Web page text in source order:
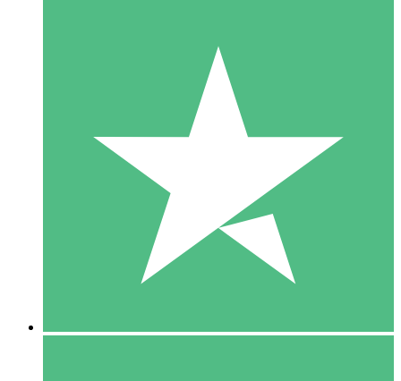
Packs de Crédits Individuels
Payez à l'utilisation avec des crédits de téléchargement. Sans
1 Téléchargement
10 00